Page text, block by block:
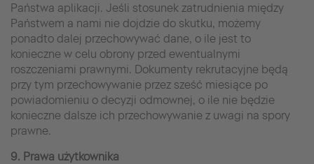
Państwa aplikacji. Jeśli stosunek zatrudnienia między
Państwem a nami nie dojdzie do skutku, możemy
ponadto dalej przechowywać dane, o ile jest to
konieczne w celu obrony przed ewentualnymi
roszczeniami prawnymi. Dokumenty rekrutacyjne będą
przy tym przechowywanie przez sześć miesiące po
powiadomieniu o decyzji odmownej, o ile nie będzie
konieczne dalsze ich przechowywanie z uwagi na spory
prawne.
9. Prawa użytkownika